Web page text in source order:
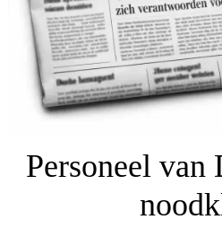
Personeel